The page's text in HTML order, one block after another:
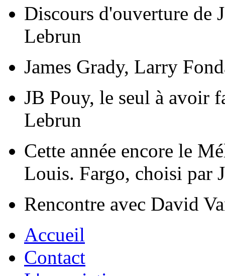
Discours d'ouverture de
Lebrun
James Grady, Larry
JB Pouy, le seul à avoir
Lebrun
Cette année encore le
Louis. Fargo, choisi par
Rencontre avec David
Accueil
Contact